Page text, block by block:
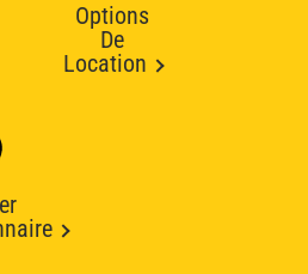
Options
De
Location